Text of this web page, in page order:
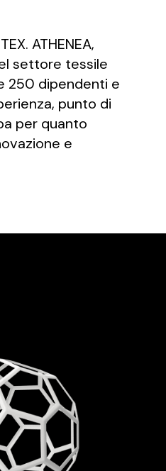
ATHENEA,
settore tessile
250 dipendenti e
punto di
per quanto
e